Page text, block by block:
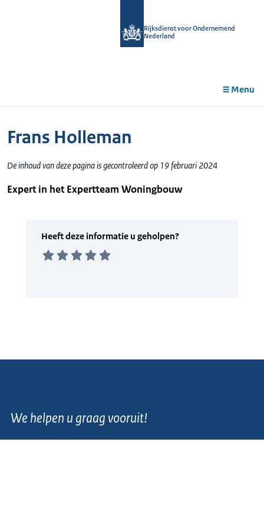
Rijksdienst voor Ondernemend
Nederland
Menu
Frans Holleman
De inhoud van deze pagina is gecontroleerd op 19 februari 2024
Expert in het Expertteam Woningbouw
We helpen u graag vooruit!